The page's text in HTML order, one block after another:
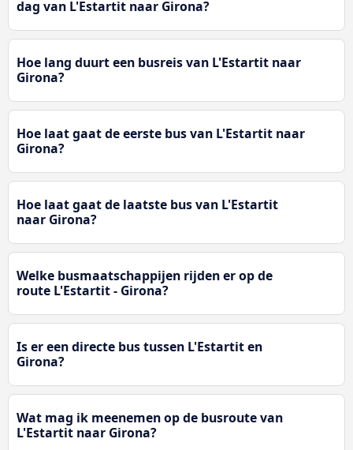
dag van L'Estartit naar Girona?
Hoe lang duurt een busreis van L'Estartit naar
Girona?
Hoe laat gaat de eerste bus van L'Estartit naar
Girona?
Hoe laat gaat de laatste bus van L'Estartit
naar Girona?
Welke busmaatschappijen rijden er op de
route L'Estartit - Girona?
Is er een directe bus tussen L'Estartit en
Girona?
Wat mag ik meenemen op de busroute van
L'Estartit naar Girona?